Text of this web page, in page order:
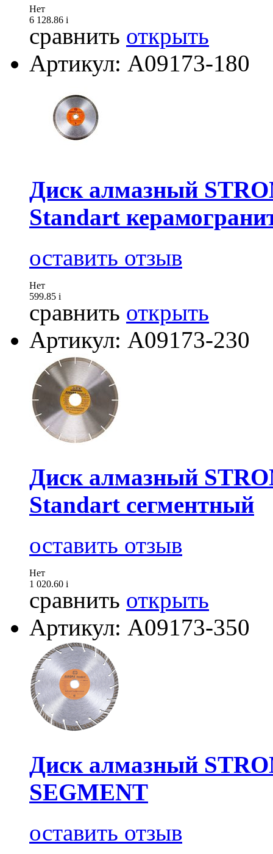
Нет
6 128.86 i
сравнить открыть
Артикул: А09173-180
Диск алмазный
Standart
оставить отзыв
Нет
599.85 i
сравнить открыть
Артикул: A09173-230
Диск алмазный
Standart сегментный
оставить отзыв
Нет
1 020.60 i
сравнить открыть
Артикул: А09173-350
Диск алмазный
SEGMENT
оставить отзыв